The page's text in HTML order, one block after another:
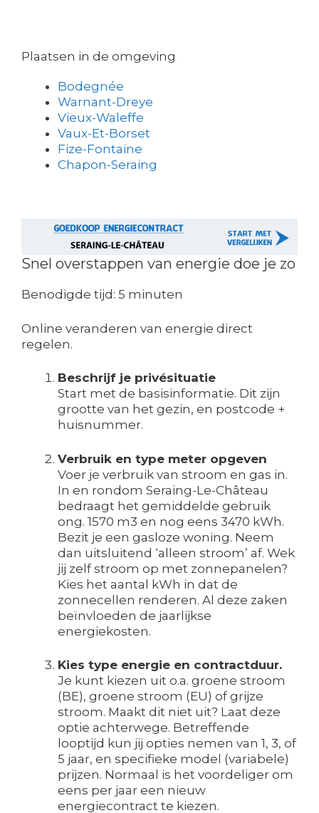
Plaatsen in de omgeving
Bodegnée
Warnant-Dreye
Vieux-Waleffe
Vaux-Et-Borset
Fize-Fontaine
Chapon-Seraing
Snel overstappen van energie doe je zo
Benodigde tijd: 5 minuten
Online veranderen van energie direct
regelen.
Beschrijf je privésituatie
Start met de basisinformatie. Dit zijn
grootte van het gezin, en postcode +
huisnummer.
Verbruik en type meter opgeven
Voer je verbruik van stroom en gas in.
In en rondom Seraing-Le-Château
bedraagt het gemiddelde gebruik
ong. 1570 m3 en nog eens 3470 kWh.
Bezit je een gasloze woning. Neem
dan uitsluitend ‘alleen stroom’ af. Wek
jij zelf stroom op met zonnepanelen?
Kies het aantal kWh in dat de
zonnecellen renderen. Al deze zaken
beïnvloeden de jaarlijkse
energiekosten.
Kies type energie en contractduur.
Je kunt kiezen uit o.a. groene stroom
(BE), groene stroom (EU) of grijze
stroom. Maakt dit niet uit? Laat deze
optie achterwege. Betreffende
looptijd kun jij opties nemen van 1, 3, of
5 jaar, en specifieke model (variabele)
prijzen. Normaal is het voordeliger om
eens per jaar een nieuw
energiecontract te kiezen.